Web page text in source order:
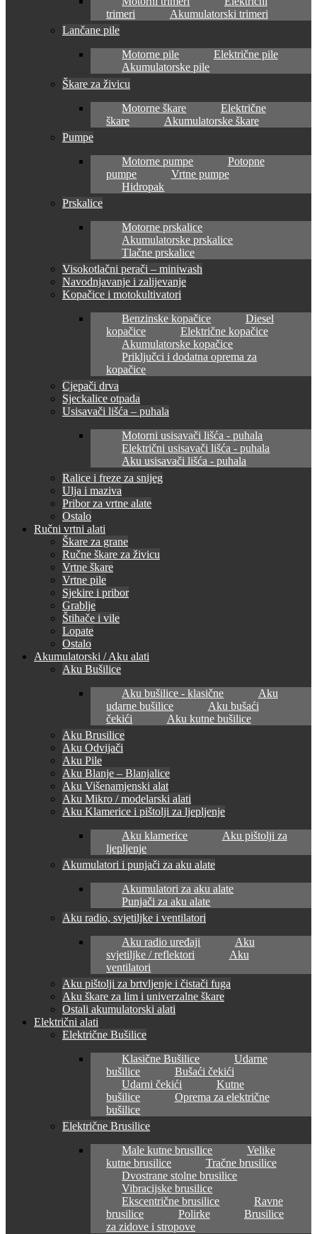
trimeri
Akumulatorski trimeri
Lančane pile
Motorne pile
Električne pile
Akumulatorske pile
Škare za živicu
Motorne škare
Električne
škare
Akumulatorske škare
Pumpe
Motorne pumpe
Potopne
pumpe
Vrtne pumpe
Hidropak
Prskalice
Motorne prskalice
Akumulatorske prskalice
Tlačne prskalice
Visokotlačni perači – miniwash
Navodnjavanje i zalijevanje
Kopačice i motokultivatori
Benzinske kopačice
Diesel
kopačice
Električne kopačice
Akumulatorske kopačice
Priključci i dodatna oprema za
kopačice
Cjepači drva
Sjeckalice otpada
Usisavači lišća – puhala
Motorni usisavači lišća - puhala
Električni usisavači lišća - puhala
Aku usisavači lišća - puhala
Ralice i freze za snijeg
Ulja i maziva
Pribor za vrtne alate
Ostalo
Ručni vrtni alati
Škare za grane
Ručne škare za živicu
Vrtne škare
Vrtne pile
Sjekire i pribor
Grablje
Štihače i vile
Lopate
Ostalo
Akumulatorski / Aku alati
Aku Bušilice
Aku bušilice - klasične
Aku
udarne bušilice
Aku bušaći
čekići
Aku kutne bušilice
Aku Brusilice
Aku Odvijači
Aku Pile
Aku Blanje – Blanjalice
Aku Višenamjenski alat
Aku Mikro / modelarski alati
Aku Klamerice i pištolji za ljepljenje
Aku klamerice
Aku pištolji za
ljepljenje
Akumulatori i punjači za aku alate
Akumulatori za aku alate
Punjači za aku alate
Aku radio, svjetiljke i ventilatori
Aku radio uređaji
Aku
svjetiljke / reflektori
Aku
ventilatori
Aku pištolji za brtvljenje i čistači fuga
Aku škare za lim i univerzalne škare
Ostali akumulatorski alati
Električni alati
Električne Bušilice
Klasične Bušilice
Udarne
bušilice
Bušaći čekići
Udarni čekići
Kutne
bušilice
Oprema za električne
bušilice
Električne Brusilice
Male kutne brusilice
Velike
kutne brusilice
Tračne brusilice
Dvostrane stolne brusilice
Vibracijske brusilice
Ekscentrične brusilice
Ravne
brusilice
Polirke
Brusilice
za zidove i stropove